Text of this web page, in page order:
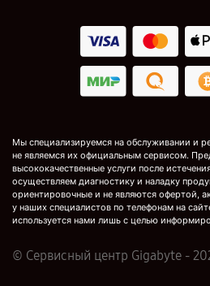
Мы специализируемся на обслуживании и
не являемся их официальным сервисом.
высококачественные услуги после
осуществляем диагностику и наладку
ориентировочные и не являются офертой,
у наших специалистов по телефонам на
используется нами лишь с целью
© Сервисный центр Gigabyte -